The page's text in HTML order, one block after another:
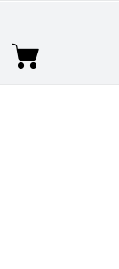
Nákupní